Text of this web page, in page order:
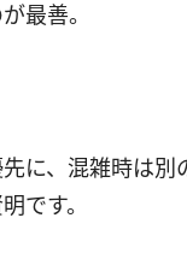
最善。
に、混雑時は
です。